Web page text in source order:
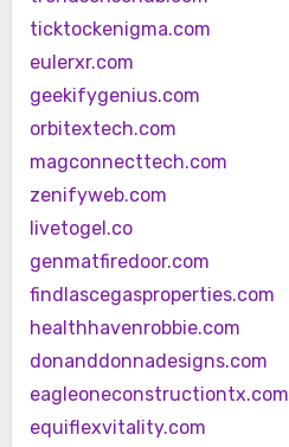
ticktockenigma.com
eulerxr.com
geekifygenius.com
orbitextech.com
magconnecttech.com
zenifyweb.com
livetogel.co
genmatfiredoor.com
findlascegasproperties.com
healthhavenrobbie.com
donanddonnadesigns.com
eagleoneconstructiontx.com
equiflexvitality.com